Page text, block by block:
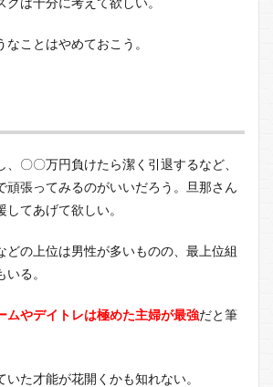
ことはやめておこう。
、〇〇万円負けたら潔く引退するなど、
頑張ってみるのがいいだろう。旦那さん
てあげて欲しい。
どの上位は男性が多いものの、最上位組
る。
ムやデイトレは極めた主婦が最強だと筆
いた才能が花開くかも知れない。